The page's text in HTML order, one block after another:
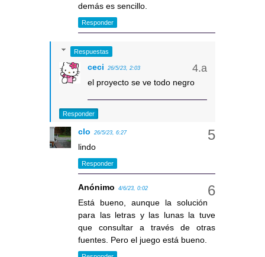
demás es sencillo.
Responder
Respuestas
ceci 26/5/23, 2:03
el proyecto se ve todo negro
Responder
clo 26/5/23, 6:27
lindo
Responder
Anónimo 4/6/23, 0:02
Está bueno, aunque la solución
para las letras y las lunas la tuve
que consultar a través de otras
fuentes. Pero el juego está bueno.